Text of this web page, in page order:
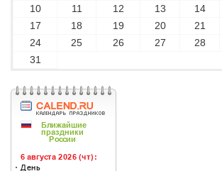
10
11 12 13 14
17
18 19 20 21
24
25 26 27 28
31